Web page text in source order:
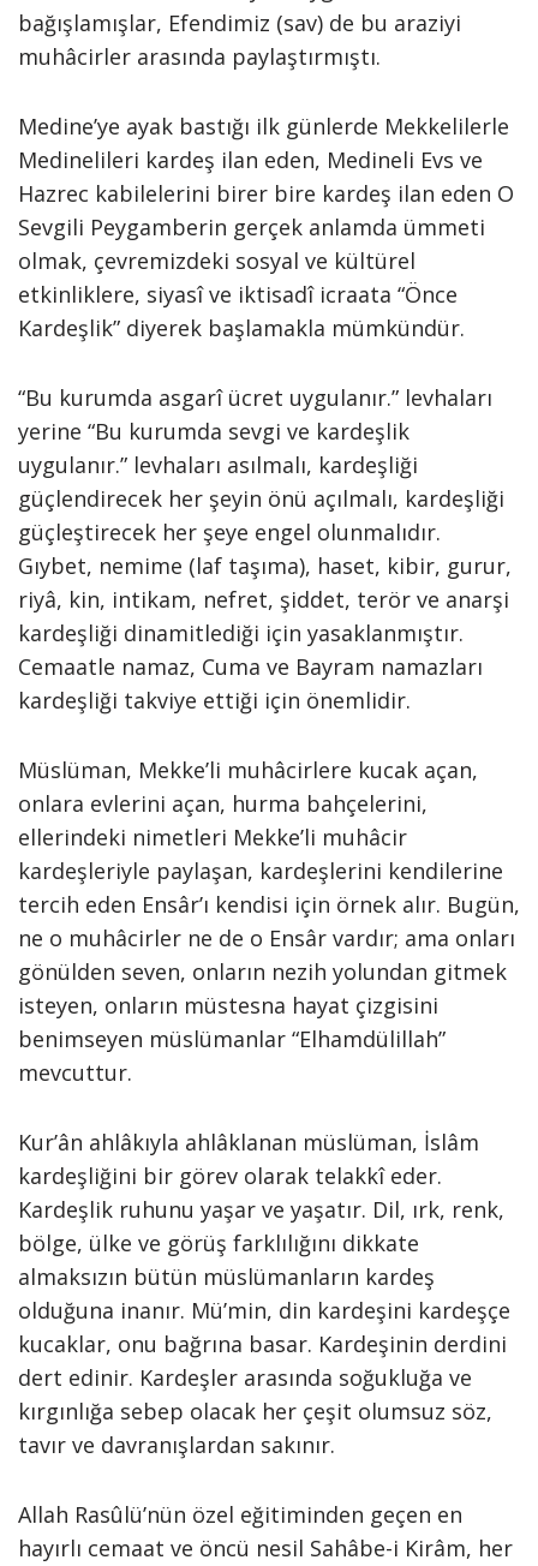
bağışlamışlar, Efendimiz (sav) de bu araziyi
muhâcirler arasında paylaştırmıştı.
Medine’ye ayak bastığı ilk günlerde Mekkelilerle
Medinelileri kardeş ilan eden, Medineli Evs ve
Hazrec kabilelerini birer bire kardeş ilan eden O
Sevgili Peygamberin gerçek anlamda ümmeti
olmak, çevremizdeki sosyal ve kültürel
etkinliklere, siyasî ve iktisadî icraata “Önce
Kardeşlik” diyerek başlamakla mümkündür.
“Bu kurumda asgarî ücret uygulanır.” levhaları
yerine “Bu kurumda sevgi ve kardeşlik
uygulanır.” levhaları asılmalı, kardeşliği
güçlendirecek her şeyin önü açılmalı, kardeşliği
güçleştirecek her şeye engel olunmalıdır.
Gıybet, nemime (laf taşıma), haset, kibir, gurur,
riyâ, kin, intikam, nefret, şiddet, terör ve anarşi
kardeşliği dinamitlediği için yasaklanmıştır.
Cemaatle namaz, Cuma ve Bayram namazları
kardeşliği takviye ettiği için önemlidir.
Müslüman, Mekke’li muhâcirlere kucak açan,
onlara evlerini açan, hurma bahçelerini,
ellerindeki nimetleri Mekke’li muhâcir
kardeşleriyle paylaşan, kardeşlerini kendilerine
tercih eden Ensâr’ı kendisi için örnek alır. Bugün,
ne o muhâcirler ne de o Ensâr vardır; ama onları
gönülden seven, onların nezih yolundan gitmek
isteyen, onların müstesna hayat çizgisini
benimseyen müslümanlar “Elhamdülillah”
mevcuttur.
Kur’ân ahlâkıyla ahlâklanan müslüman, İslâm
kardeşliğini bir görev olarak telakkî eder.
Kardeşlik ruhunu yaşar ve yaşatır. Dil, ırk, renk,
bölge, ülke ve görüş farklılığını dikkate
almaksızın bütün müslümanların kardeş
olduğuna inanır. Mü’min, din kardeşini kardeşçe
kucaklar, onu bağrına basar. Kardeşinin derdini
dert edinir. Kardeşler arasında soğukluğa ve
kırgınlığa sebep olacak her çeşit olumsuz söz,
tavır ve davranışlardan sakınır.
Allah Rasûlü’nün özel eğitiminden geçen en
hayırlı cemaat ve öncü nesil Sahâbe-i Kirâm, her